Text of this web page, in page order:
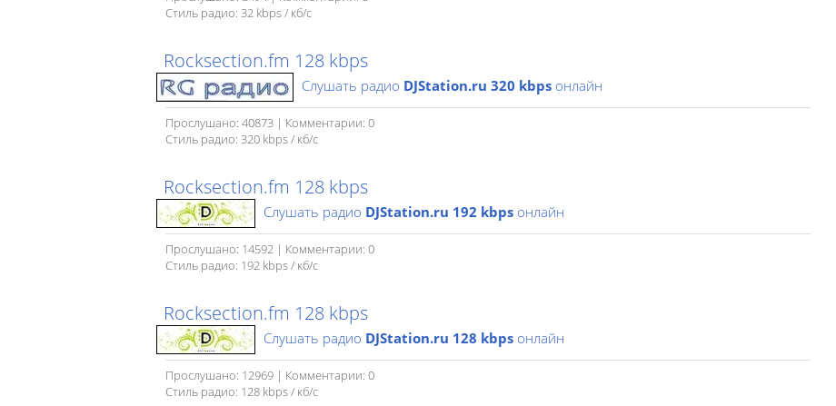
Стиль радио: 32 kbps / кб/c
Rocksection.fm 128 kbps
Слушать радио DJStation.ru 320 kbps онлайн
Прослушано: 40873 | Комментарии: 0
Стиль радио: 320 kbps / кб/с
Rocksection.fm 128 kbps
Слушать радио DJStation.ru 192 kbps онлайн
Прослушано: 14592 | Комментарии: 0
Стиль радио: 192 kbps / кб/c
Rocksection.fm 128 kbps
Слушать радио DJStation.ru 128 kbps онлайн
Прослушано: 12969 | Комментарии: 0
Стиль радио: 128 kbps / кб/c